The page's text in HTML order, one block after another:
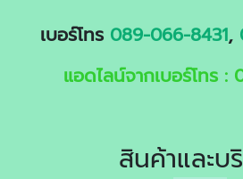
เบอร์โทร 089-066-8431,
แอดไลน์จากเบอร์โทร :
สินค้าและบ